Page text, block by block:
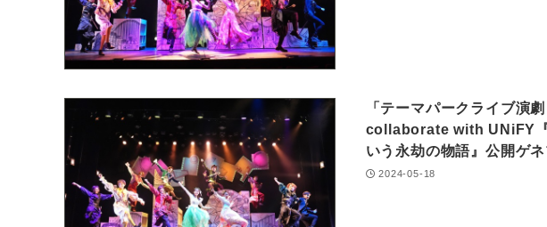
「テーマパークライブ
collaborate with UNiFY
いう永劫の物語』公開ゲ
2024-05-18